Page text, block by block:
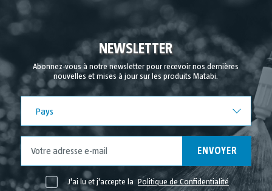
NEWSLETTER
Abonnez-vous à notre newsletter pour recevoir nos dernières
nouvelles et mises à jour sur les produits Matabi.
Pays
ENVOYER
J'ai lu et j'accepte la Politique de Confidentialité